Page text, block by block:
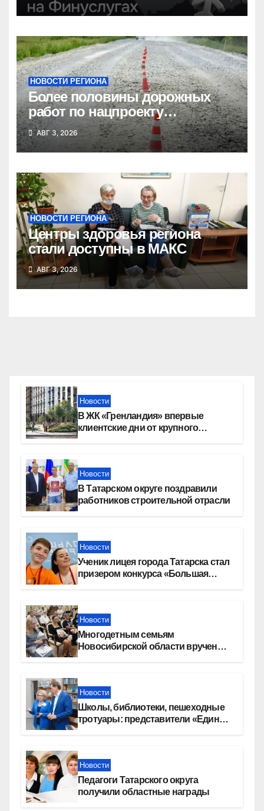
НОВОСТИ РЕГИОНА
Более половины дорожных
работ по нацпроекту
выполнено в Новосибирской
области
АВГ 3, 2026
НОВОСТИ РЕГИОНА
Центры здоровья региона
стали доступны в МАКС
АВГ 3, 2026
Новости
В ЖК «Гренландия» впервые
клиентские дни от крупного
Новости
В Татарском округе поздравили
работников строительной отрасли
Новости
Ученик лицея города Татарска стал
призером конкурса «Большая
Новости
Многодетным семьям
Новосибирской области вручены
Новости
Школы, библиотеки, пешеходные
тротуары: представители «Единой
Новости
Педагоги Татарского округа
получили областные награды